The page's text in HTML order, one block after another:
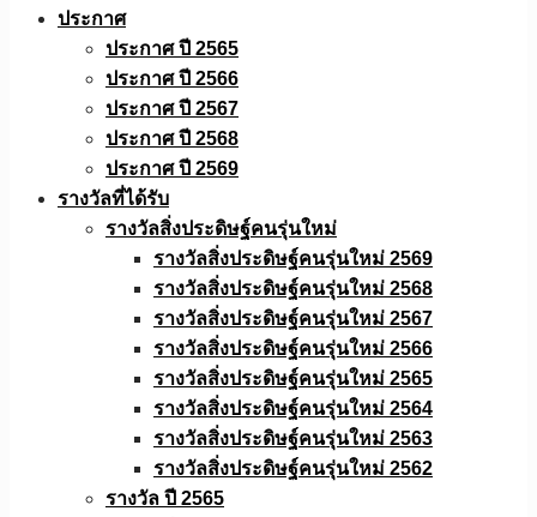
ประกาศ
ประกาศ ปี 2565
ประกาศ ปี 2566
ประกาศ ปี 2567
ประกาศ ปี 2568
ประกาศ ปี 2569
รางวัลที่ได้รับ
รางวัลสิ่งประดิษฐ์คนรุ่นใหม่
รางวัลสิ่งประดิษฐ์คนรุ่นใหม่ 2569
รางวัลสิ่งประดิษฐ์คนรุ่นใหม่ 2568
รางวัลสิ่งประดิษฐ์คนรุ่นใหม่ 2567
รางวัลสิ่งประดิษฐ์คนรุ่นใหม่ 2566
รางวัลสิ่งประดิษฐ์คนรุ่นใหม่ 2565
รางวัลสิ่งประดิษฐ์คนรุ่นใหม่ 2564
รางวัลสิ่งประดิษฐ์คนรุ่นใหม่ 2563
รางวัลสิ่งประดิษฐ์คนรุ่นใหม่ 2562
รางวัล ปี 2565